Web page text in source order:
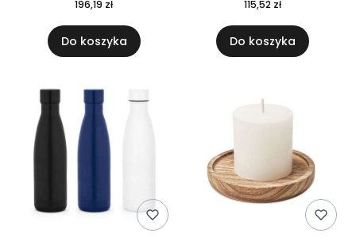
196,19 zł
Do koszyka
115,52 zł
Do koszyka